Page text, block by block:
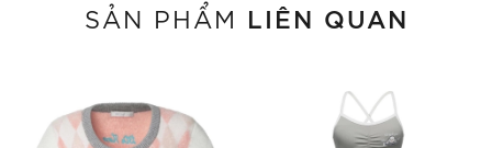
SẢN PHẨM LIÊN QUAN